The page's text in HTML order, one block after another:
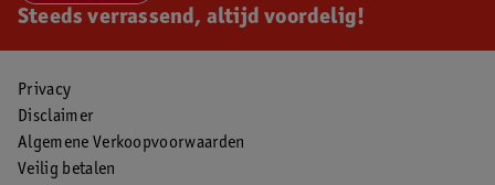
Steeds verrassend, altijd voordelig!
Privacy
Disclaimer
Algemene Verkoopvoorwaarden
Veilig betalen